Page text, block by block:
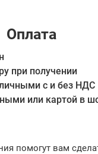
Оплата
при получении
с и без НДС
или картой в
помогут вам